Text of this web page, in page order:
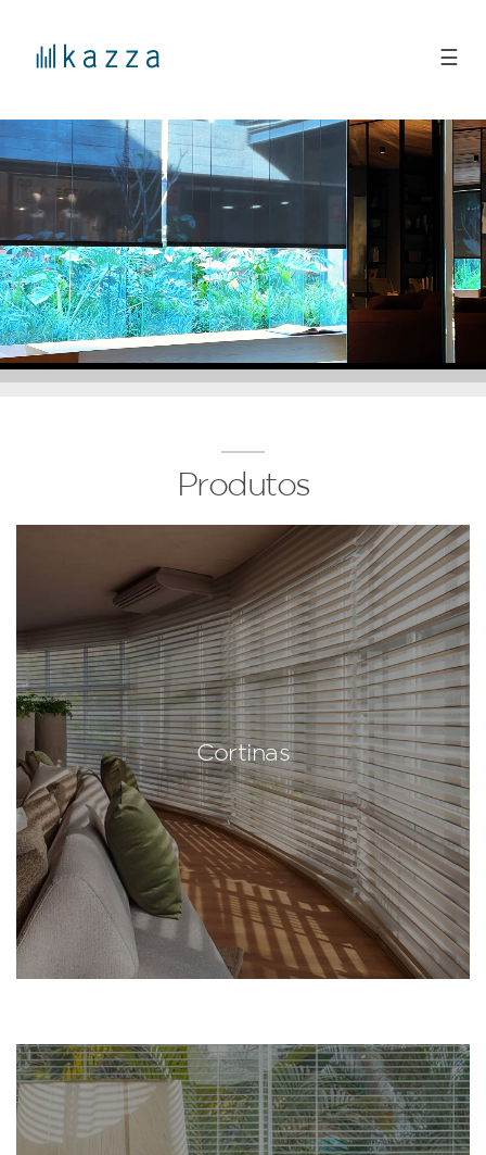
☰
Produtos
Cortinas